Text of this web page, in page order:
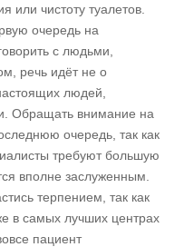
или чистоту туалетов.
очередь на
с людьми,
речь идёт не о
людей,
Обращать внимание на
очередь, так как
требуют большую
вполне заслуженным.
терпением, так как
в самых лучших центрах
пациент